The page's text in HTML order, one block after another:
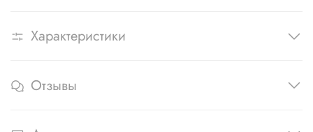
Характеристики
Отзывы